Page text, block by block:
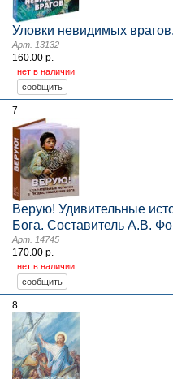
Уловки невидимых
Арт. 13132
160.00 р.
нет в наличии
7
Верую! Удивительные
Бога. Составитель А.В.
Арт. 14745
170.00 р.
нет в наличии
8